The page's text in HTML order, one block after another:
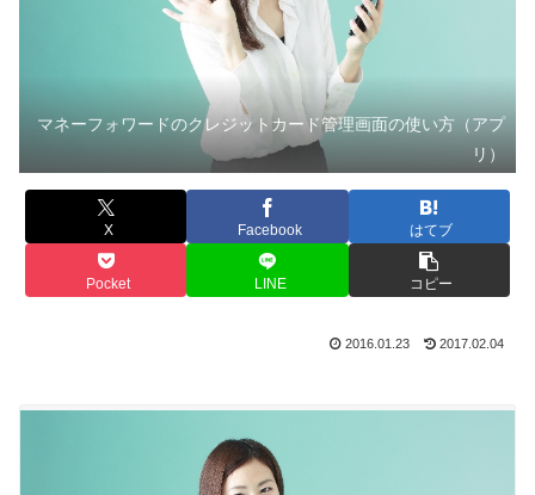
マネーフォワードのクレジットカード管理画面の使い方（アプ
リ）
X Facebook はてブ
Pocket LINE コピー
2016.01.23 2017.02.04